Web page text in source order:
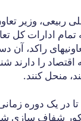
وزیر
تمام ادارات کل
راکد، آن
را دارند
منحل کنند.
در یک دوره
شفاف سازی